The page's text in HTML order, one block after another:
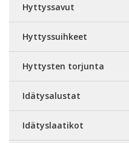
Hyttyssavut
Hyttyssuihkeet
Hyttysten torjunta
Idätysalustat
Idätyslaatikot